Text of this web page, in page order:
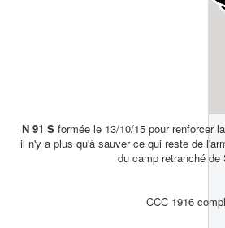
N 91 Sformée le 13/10/15 pour renforcer
il n'y a plus qu'à sauver ce qui reste de
du camp retranché
CCC 1916